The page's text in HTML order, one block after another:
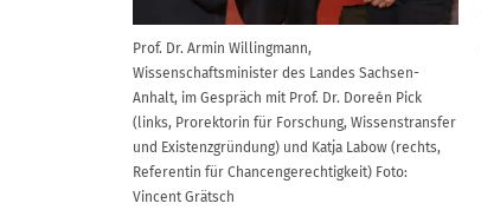
Prof. Dr. Armin Willingmann,
Wissenschaftsminister des Landes Sachsen-
Anhalt, im Gespräch mit Prof. Dr. Doreén Pick
(links, Prorektorin für Forschung, Wissenstransfer
und Existenzgründung) und Katja Labow (rechts,
Referentin für Chancengerechtigkeit) Foto:
Vincent Grätsch